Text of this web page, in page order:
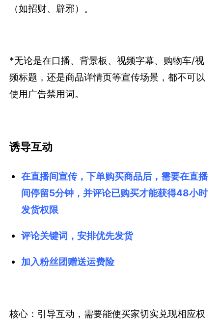
（如招财、辟邪）。
*无论是在口播、背景板、视频字幕、购物车/视
频标题，还是商品详情页等宣传场景，都不可以
使用广告禁用词。
诱导互动
在直播间宣传，下单购买商品后，需要在直播
间停留5分钟，并评论已购买才能获得48小时
发货权限
评论关键词，安排优先发货
加入粉丝团赠送运费险
核心：引导互动，需要能使买家切实兑现相应权